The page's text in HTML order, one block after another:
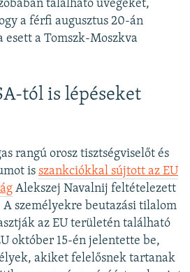
található üvegeket,
a férfi augusztus 20-án
esett a Tomszk-Moszkva
tól is lépéseket
rangú orosz tisztségviselőt és
is szankciókkal sújtott az EU
Alekszej Navalnij feltételezett
személyekre beutazási tilalom
az EU területén található
október 15-én jelentette be,
akiket felelősnek tartanak